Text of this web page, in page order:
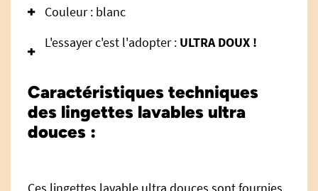
Couleur : blanc
L'essayer c'est l'adopter : ULTRA DOUX !
Caractéristiques techniques
des lingettes lavables ultra
douces :